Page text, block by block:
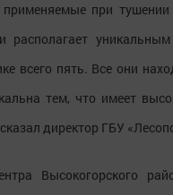
при
располагает
всего пять. Все они
тем, что имеет
директор ГБУ
Высокогорского